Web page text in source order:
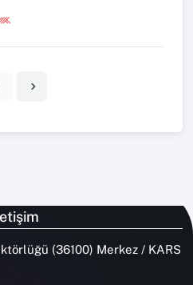
(36100) Merkez / KARS